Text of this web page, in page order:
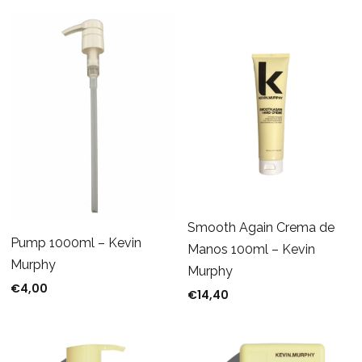
Pump 1000ml – Kevin
Murphy
€4,00
Smooth Again Crema de
Manos 100ml – Kevin
Murphy
€14,40